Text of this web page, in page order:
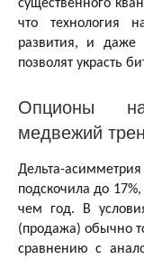
существенного
что технология
развития, и даже
позволят украсть
Опционы
медвежий
Дельта-
подскочила до
чем год. В
(продажа) обычно
сравнению с